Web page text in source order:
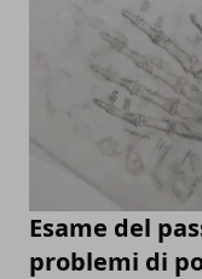
Esame del
problemi di